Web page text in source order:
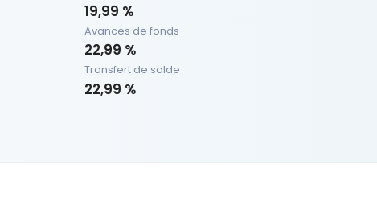
19,99 %
Avances de fonds
22,99 %
Transfert de solde
22,99 %